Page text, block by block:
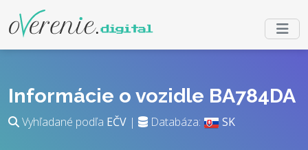
Informácie o vozidle BA784DA
Vyhľadané podľa EČV | Databáza: SK